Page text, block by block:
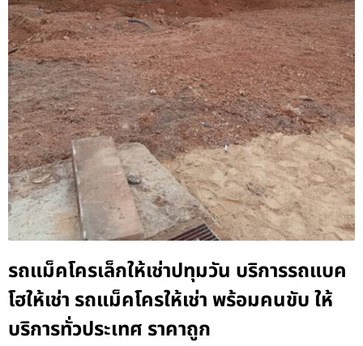
รถแม็คโครเล็กให้เช่าปทุมวัน บริการรถแบค
โฮให้เช่า รถแม็คโครให้เช่า พร้อมคนขับ ให้
บริการทั่วประเทศ ราคาถูก